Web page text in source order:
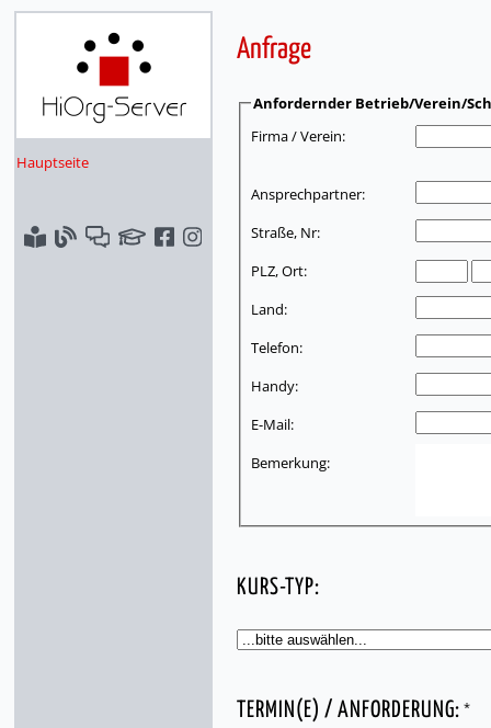
Hauptseite
Anfrage
Anfordernder Betrieb/Verein/
Firma / Verein:
Ansprechpartner:
Straße, Nr:
PLZ, Ort:
Land:
Telefon:
Handy:
E-Mail:
Bemerkung:
KURS-TYP:
TERMIN(E) / ANFORDERUNG: *